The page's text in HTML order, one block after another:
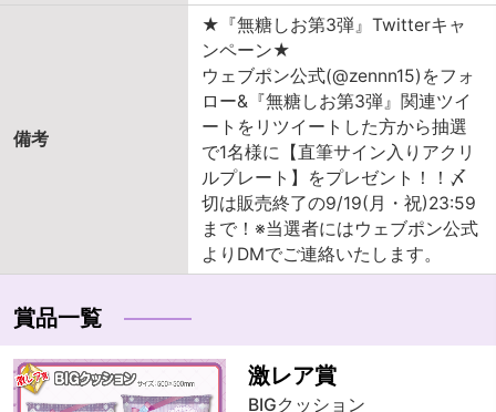
備考
★『無糖しお第3弾』Twitterキャ
ンペーン★
ウェブポン公式(@zennn15)をフォ
ロー&『無糖しお第3弾』関連ツイ
ートをリツイートした方から抽選
で1名様に【直筆サイン入りアクリ
ルプレート】をプレゼント！！〆
切は販売終了の9/19(月・祝)23:59
まで！※当選者にはウェブポン公式
よりDMでご連絡いたします。
賞品一覧
激レア賞
BIGクッション